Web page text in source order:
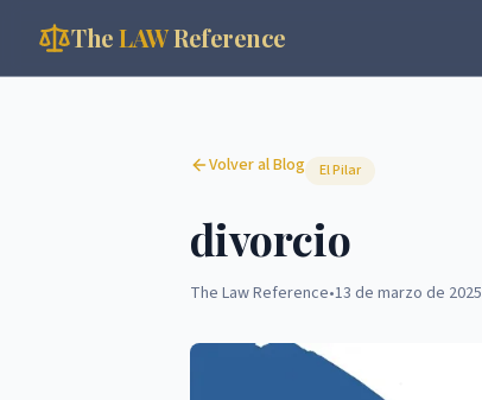
TheLAWReference
Volver al Blog El Pilar
divorcio
The Law Reference•13 de marzo de 2025